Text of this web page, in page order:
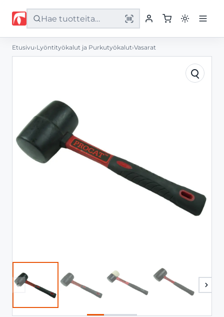
Etusivu
Palvelut
Yritys
Yhteystiedot
Etusivu›Lyöntityökalut ja Purkutyökalut›Vasarat